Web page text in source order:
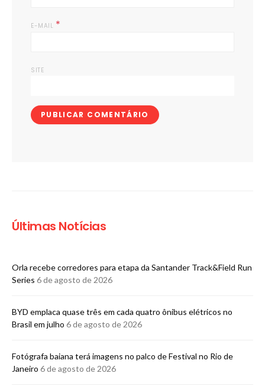
E-MAIL *
SITE
Últimas Notícias
Orla recebe corredores para etapa da Santander Track&Field Run
Series 6 de agosto de 2026
BYD emplaca quase três em cada quatro ônibus elétricos no
Brasil em julho 6 de agosto de 2026
Fotógrafa baiana terá imagens no palco de Festival no Rio de
Janeiro 6 de agosto de 2026